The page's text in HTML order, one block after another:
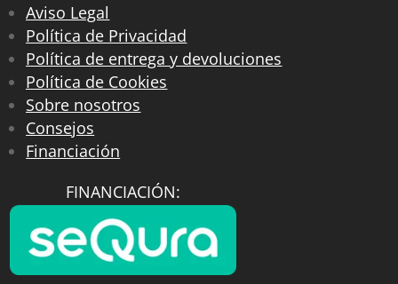
Aviso Legal
Política de Privacidad
Política de entrega y devoluciones
Política de Cookies
Sobre nosotros
Consejos
Financiación
FINANCIACIÓN: